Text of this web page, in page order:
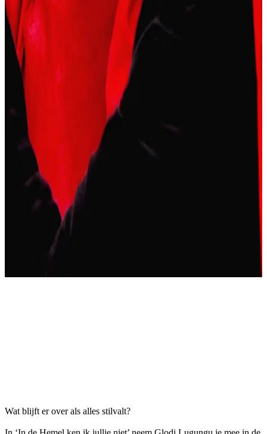
Wat blijft er over als alles stilvalt?